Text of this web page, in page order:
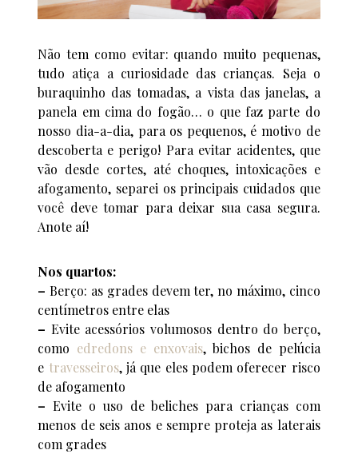
Não tem como evitar: quando muito pequenas,
tudo atiça a curiosidade das crianças. Seja o
buraquinho das tomadas, a vista das janelas, a
panela em cima do fogão… o que faz parte do
nosso dia-a-dia, para os pequenos, é motivo de
descoberta e perigo! Para evitar acidentes, que
vão desde cortes, até choques, intoxicações e
afogamento, separei os principais cuidados que
você deve tomar para deixar sua casa segura.
Anote aí!
Nos quartos:
– Berço: as grades devem ter, no máximo, cinco
centímetros entre elas
– Evite acessórios volumosos dentro do berço,
como edredons e enxovais, bichos de pelúcia
e travesseiros, já que eles podem oferecer risco
de afogamento
– Evite o uso de beliches para crianças com
menos de seis anos e sempre proteja as laterais
com grades